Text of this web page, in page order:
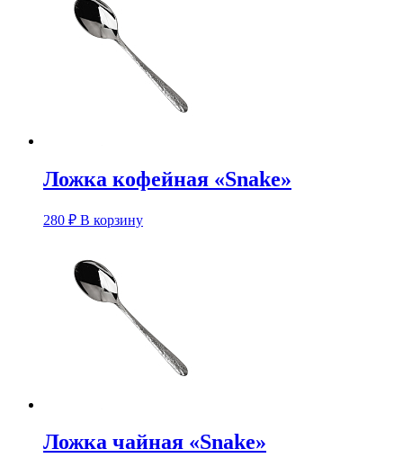
Ложка кофейная «Snake»
280 ₽ В корзину
Ложка чайная «Snake»